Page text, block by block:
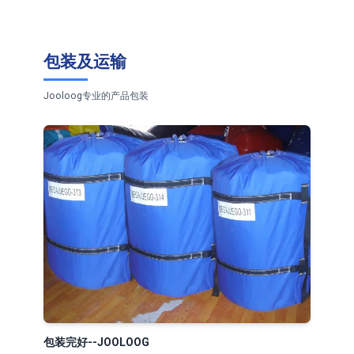
包装及运输
Jooloog专业的产品包装
包装完好--JOOLOOG